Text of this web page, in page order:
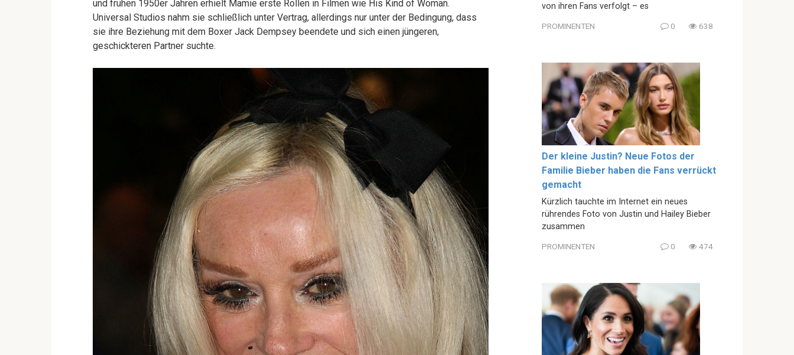
und frühen 1950er Jahren erhielt Mamie erste Rollen in Filmen wie His Kind of Woman.
Universal Studios nahm sie schließlich unter Vertrag, allerdings nur unter der Bedingung, dass
sie ihre Beziehung mit dem Boxer Jack Dempsey beendete und sich einen jüngeren,
geschickteren Partner suchte.
von ihren Fans verfolgt – es
PROMINENTEN 0 638
Der kleine Justin? Neue Fotos der
Familie Bieber haben die Fans verrückt
gemacht
Kürzlich tauchte im Internet ein neues
rührendes Foto von Justin und Hailey Bieber
zusammen
PROMINENTEN 0 474